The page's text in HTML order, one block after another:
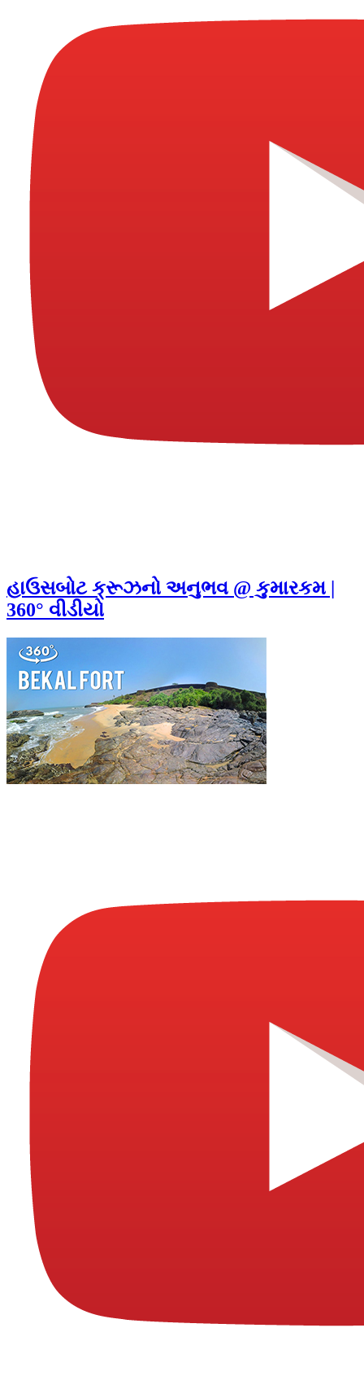
હાઉસબોટ ક્રૂઝનો અનુભવ @ કુમારકમ |
360° વીડીયો